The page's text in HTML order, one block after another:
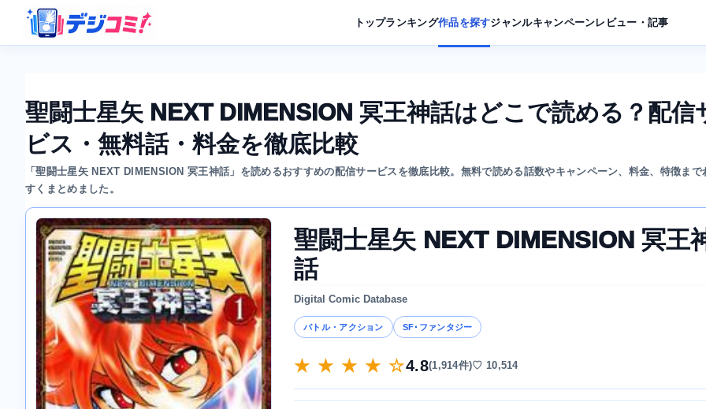
トップランキング作品を探すジャンルキャンペーンレビュー・記事
聖闘士星矢 NEXT DIMENSION 冥王神話はどこで読める？配信
ビス・無料話・料金を徹底比較
「聖闘士星矢 NEXT DIMENSION 冥王神話」を読めるおすすめの配信サービスを徹底比較。無料で読める話数やキャンペーン、料金、特徴まで
すくまとめました。
聖闘士星矢 NEXT DIMENSION 冥王
話
Digital Comic Database
バトル・アクション SF･ファンタジー
★ ★ ★ ★ ☆4.8(1,914件)♡ 10,514